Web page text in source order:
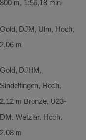
800 m, 1:56,18 min
Gold, DJM, Ulm, Hoch,
2,06 m
Gold, DJHM,
Sindelfingen, Hoch,
2,12 m Bronze, U23-
DM, Wetzlar, Hoch,
2,08 m